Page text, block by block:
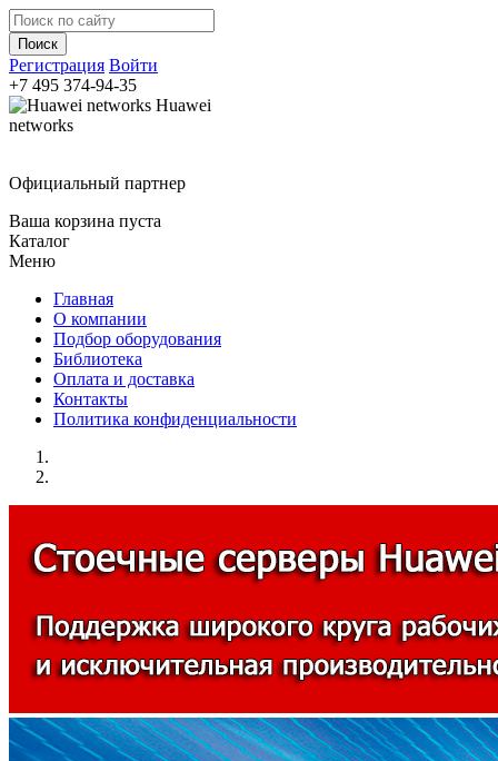
Регистрация Войти
+7 495 374-94-35
Huawei
networks
Официальный партнер
Ваша корзина пуста
Каталог
Меню
Главная
О компании
Подбор оборудования
Библиотека
Оплата и доставка
Контакты
Политика конфиденциальности